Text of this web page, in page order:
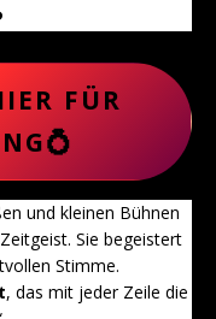
FÜR
und kleinen Bühnen
Sie begeistert
Stimme.
, das mit jeder Zeile die